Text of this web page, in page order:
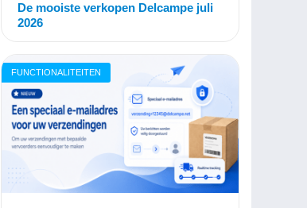
De mooiste verkopen Delcampe juli
2026
FUNCTIONALITEITEN